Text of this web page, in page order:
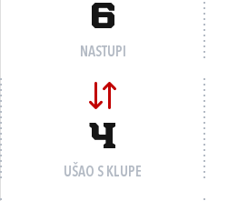
6
NASTUPI
4
UŠAO S KLUPE